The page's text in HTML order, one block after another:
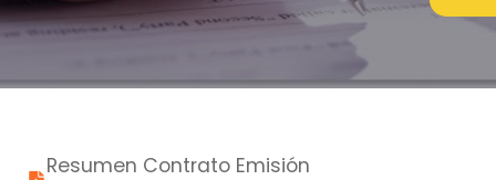
Resumen Contrato Emisión